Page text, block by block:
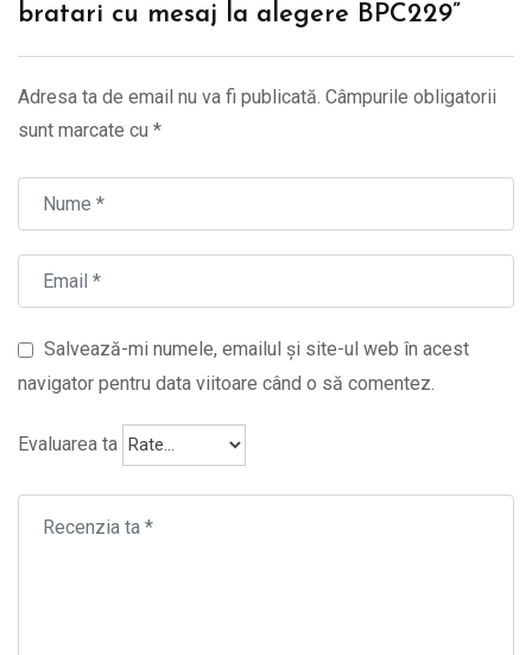
bratari cu mesaj la alegere BPC229”
Adresa ta de email nu va fi publicată. Câmpurile obligatorii
sunt marcate cu *
Salvează-mi numele, emailul și site-ul web în acest
navigator pentru data viitoare când o să comentez.
Evaluarea ta